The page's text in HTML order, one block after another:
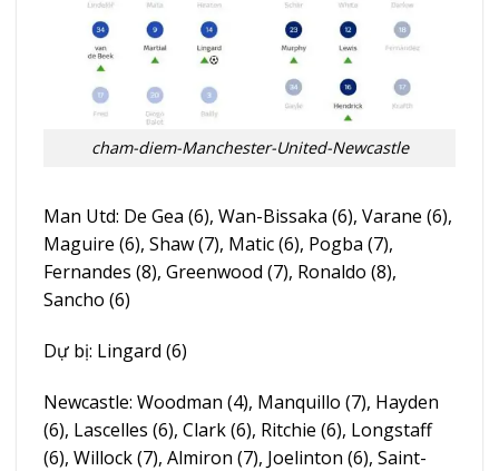
cham-diem-Manchester-United-Newcastle
Man Utd: De Gea (6), Wan-Bissaka (6), Varane (6),
Maguire (6), Shaw (7), Matic (6), Pogba (7),
Fernandes (8), Greenwood (7), Ronaldo (8),
Sancho (6)
Dự bị: Lingard (6)
Newcastle: Woodman (4), Manquillo (7), Hayden
(6), Lascelles (6), Clark (6), Ritchie (6), Longstaff
(6), Willock (7), Almiron (7), Joelinton (6), Saint-